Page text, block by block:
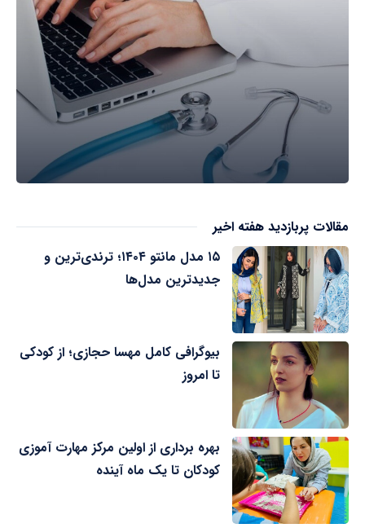
مقالات پربازدید هفته اخیر
۱۵ مدل مانتو ۱۴۰۴؛ ترندی‌ترین و
جدیدترین مدل‌ها
بیوگرافی کامل مهسا حجازی؛ از کودکی
تا امروز
بهره برداری از اولین مرکز مهارت آموزی
کودکان تا یک ماه آینده